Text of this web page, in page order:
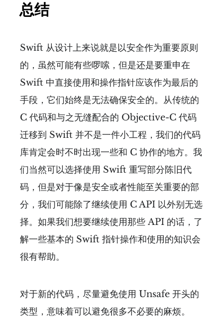
总结
Swift 从设计上来说就是以安全作为重要原则
的，虽然可能有些啰嗦，但是还是要重申在
Swift 中直接使用和操作指针应该作为最后的
手段，它们始终是无法确保安全的。从传统的
C 代码和与之无缝配合的 Objective-C 代码
迁移到 Swift 并不是一件小工程，我们的代码
库肯定会时不时出现一些和 C 协作的地方。我
们当然可以选择使用 Swift 重写部分陈旧代
码，但是对于像是安全或者性能至关重要的部
分，我们可能除了继续使用 C API 以外别无选
择。如果我们想要继续使用那些 API 的话，了
解一些基本的 Swift 指针操作和使用的知识会
很有帮助。
对于新的代码，尽量避免使用 Unsafe 开头的
类型，意味着可以避免很多不必要的麻烦。